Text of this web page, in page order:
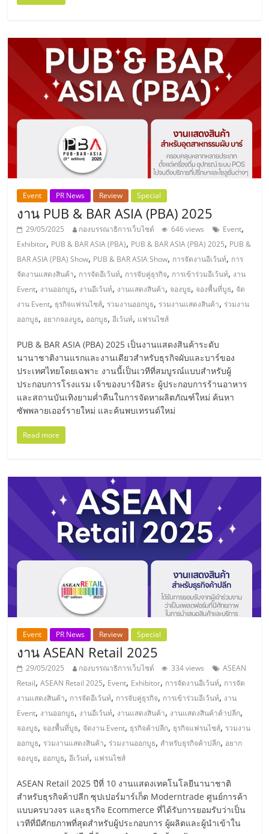
Event PR News Review Special
งาน PUB & BAR ASIA (PBA) 2025
29/05/2025 กองบรรณาธิการเว็บไซต์ 646 views Event,
Exhibitor, PUB & BAR ASIA (PBA), PUB & BAR ASIA (PBA) 2025, PUB &
BAR ASIA (PBA) Show, PUB & BAR ASIA Show, การจัดงานอีเว้นท์, การ
จัดงานแสดงสินค้า, การจัดอีเว้นท์, การจับคู่ธุรกิจ, การเข้าร่วมอีเว้นท์, งาน
Event, งานออกบูธ, งานอีเว้นท์, งานแสดงสินค้า, จองบูธ, จองพื้นที่บูธ, จัด
งาน Event, ธุรกิจแฟรนไชส์, รวมงานออกบูธ, รวมงานแสดงสินค้า, ร่วมงาน
ออกบูธ, อยากจองบูธ, ออกบูธ,อีเว้นท์, แฟรนไชส์
PUB & BAR ASIA (PBA) 2025 เป็นงานแสดงสินค้าระดับ
นานาชาติงานแรกและงานเดียวสำหรับธุรกิจผับและบาร์ของ
ประเทศไทยโดยเฉพาะ งานนี้เป็นเวทีที่สมบูรณ์แบบสำหรับผู้
ประกอบการโรงแรม เจ้าของบาร์อิสระ ผู้ประกอบการร้านอาหาร
และสถานบันเทิงยามค่ำคืนในการจัดหาผลิตภัณฑ์ใหม่ ค้นหา
ซัพพลายเออร์รายใหม่ และค้นพบเทรนด์ใหม่
Read more
Event PR News Review Special
งาน ASEAN Retail 2025
29/05/2025 กองบรรณาธิการเว็บไซต์ 334 views
ASEAN
Retail,ASEAN Retail 2025, Event, Exhibitor, การจัดงานอีเว้นท์, การจัด
งานแสดงสินค้า, การจัดอีเว้นท์, การจับคู่ธุรกิจ, การเข้าร่วมอีเว้นท์, งาน
Event, งานออกบูธ, งานอีเว้นท์, งานแสดงสินค้า, งานแสดงสินค้าค้าปลีก,
จองบูธ, จองพื้นที่บูธ, จัดงาน Event, ธุรกิจค้าปลีก, ธุรกิจแฟรนไชส์, รวมงาน
ออกบูธ, รวมงานแสดงสินค้า, ร่วมงานออกบูธ, สำหรับธุรกิจค้าปลีก, อยาก
จองบูธ, ออกบูธ,อีเว้นท์, แฟรนไชส์
ASEAN Retail 2025 ปีที่ 10 งานแสดงเทคโนโลยีนานาชาติ
สำหรับธุรกิจค้าปลีก ซุปเปอร์มาร์เก็ต Moderntrade ศูนย์การค้า
แบบครบวงจร และธุรกิจ Ecommerce ที่ได้รับการยอมรับว่าเป็น
เวทีที่มีศักยภาพที่สุดสำหรับผู้ประกอบการ ผู้ผลิตและผู้นำเข้าใน